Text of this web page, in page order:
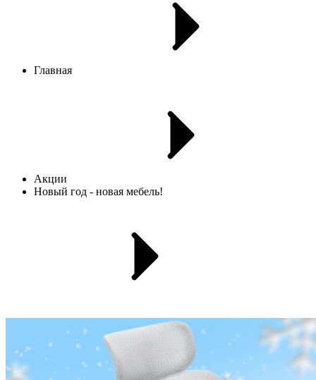
Главная
Акции
Новый год - новая мебель!